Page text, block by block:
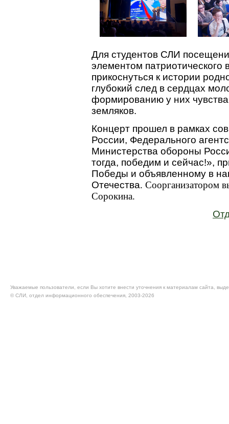
Для студентов СЛИ
элементом патриотического
прикоснуться к истории
глубокий след в сердцах
формированию у них чувства
земляков.
Концерт прошел в рамках
России, Федерального
Министерства обороны
тогда, победим и сейчас!»,
Победы и объявленному в
Отечества. Соорганизатором
Сорокина.
Уважаемые пользователи, если Вы хотите внести уточнения к материалам сайта,
© CЛИ, отдел информационного обеспечения, 2003-2026